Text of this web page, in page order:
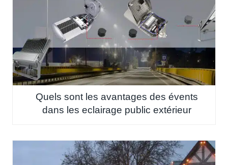
Quels sont les avantages des évents
dans les eclairage public extérieur